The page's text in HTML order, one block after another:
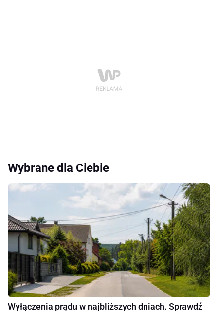
Wybrane dla Ciebie
Wyłączenia prądu w najbliższych dniach. Sprawdź